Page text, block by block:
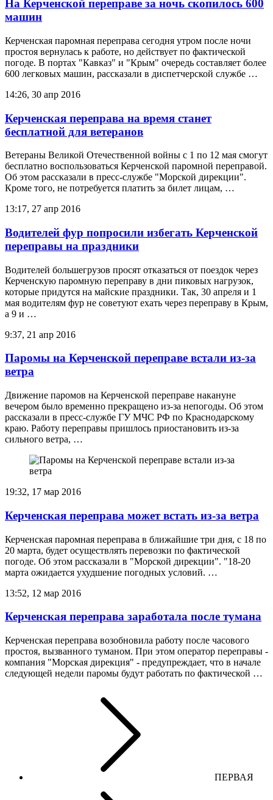
На Керченской переправе за ночь скопилось 600
машин
Керченская паромная переправа сегодня утром после ночи
простоя вернулась к работе, но действует по фактической
погоде. В портах "Кавказ" и "Крым" очередь составляет более
600 легковых машин, рассказали в диспетчерской службе …
14:26, 30 апр 2016
Керченская переправа на время станет
бесплатной для ветеранов
Ветераны Великой Отечественной войны с 1 по 12 мая смогут
бесплатно воспользоваться Керченской паромной переправой.
Об этом рассказали в пресс-службе "Морской дирекции".
Кроме того, не потребуется платить за билет лицам, …
13:17, 27 апр 2016
Водителей фур попросили избегать Керченской
переправы на праздники
Водителей большегрузов просят отказаться от поездок через
Керченскую паромную переправу в дни пиковых нагрузок,
которые придутся на майские праздники. Так, 30 апреля и 1
мая водителям фур не советуют ехать через переправу в Крым,
а 9 и …
9:37, 21 апр 2016
Паромы на Керченской переправе встали из-за
ветра
Движение паромов на Керченской переправе накануне
вечером было временно прекращено из-за непогоды. Об этом
рассказали в пресс-службе ГУ МЧС РФ по Краснодарскому
краю. Работу переправы пришлось приостановить из-за
сильного ветра, …
19:32, 17 мар 2016
Керченская переправа может встать из-за ветра
Керченская паромная переправа в ближайшие три дня, с 18 по
20 марта, будет осуществлять перевозки по фактической
погоде. Об этом рассказали в "Морской дирекции". "18-20
марта ожидается ухудшение погодных условий. …
13:52, 12 мар 2016
Керченская переправа заработала после тумана
Керченская переправа возобновила работу после часового
простоя, вызванного туманом. При этом оператор переправы -
компания "Морская дирекция" - предупреждает, что в начале
следующей недели паромы будут работать по фактической …
ПЕРВАЯ